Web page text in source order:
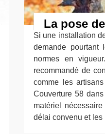
La pose
Si une installation
demande
normes en
recommandé de
comme les
Couverture 58
matériel
délai convenu et les